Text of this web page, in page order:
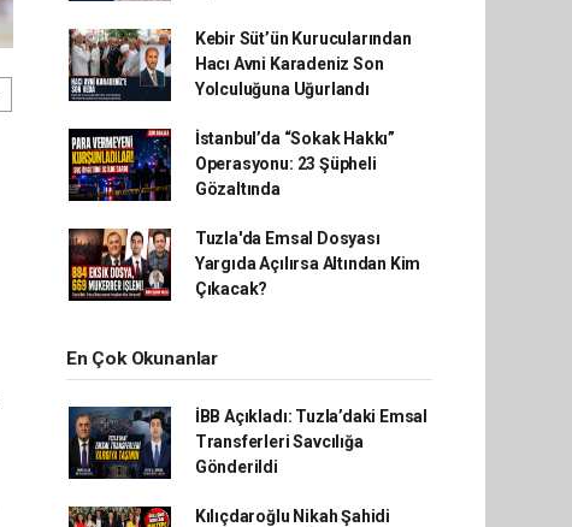
Kebir Süt’ün Kurucularından
Hacı Avni Karadeniz Son
Yolculuğuna Uğurlandı
İstanbul’da “Sokak Hakkı”
Operasyonu: 23 Şüpheli
Gözaltında
Tuzla'da Emsal Dosyası
Yargıda Açılırsa Altından Kim
Çıkacak?
En Çok Okunanlar
İBB Açıkladı: Tuzla’daki Emsal
Transferleri Savcılığa
Gönderildi
Kılıçdaroğlu Nikah Şahidi